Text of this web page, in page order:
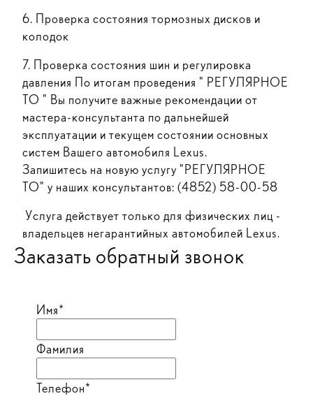
6. Проверка состояния тормозных дисков и
колодок
7. Проверка состояния шин и регулировка
давления По итогам проведения " РЕГУЛЯРНОЕ
ТО " Вы получите важные рекомендации от
мастера-консультанта по дальнейшей
эксплуатации и текущем состоянии основных
систем Вашего автомобиля Lexus.
Запишитесь на новую услугу "РЕГУЛЯРНОЕ
ТО" у наших консультантов: (4852) 58-00-58
Услуга действует только для физических лиц -
владельцев негарантийных автомобилей Lexus.
Заказать обратный звонок
Имя*
Фамилия
Телефон*